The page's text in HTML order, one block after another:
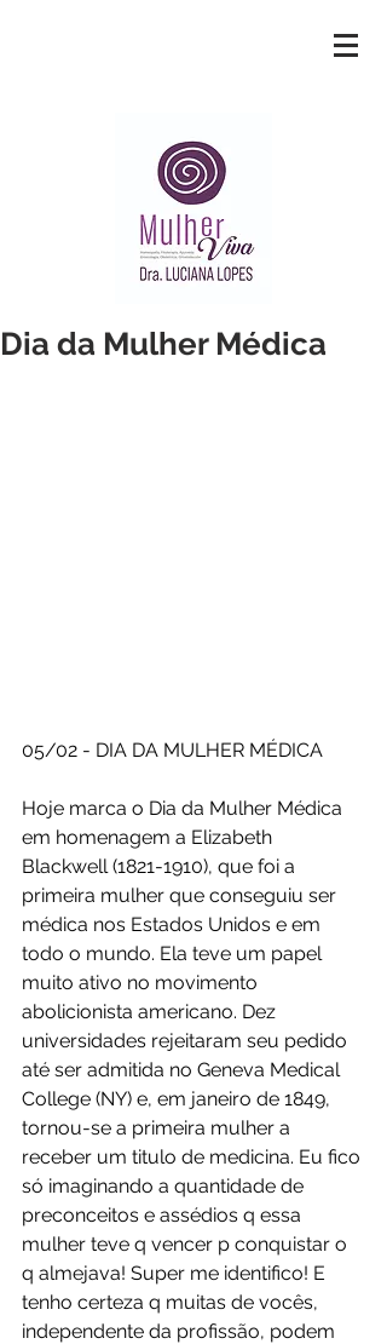
Dia da Mulher Médica
05/02 - DIA DA MULHER MÉDICA
Hoje marca o Dia da Mulher Médica
em homenagem a Elizabeth
Blackwell (1821-1910), que foi a
primeira mulher que conseguiu ser
médica nos Estados Unidos e em
todo o mundo. Ela teve um papel
muito ativo no movimento
abolicionista americano. Dez
universidades rejeitaram seu pedido
até ser admitida no Geneva Medical
College (NY) e, em janeiro de 1849,
tornou-se a primeira mulher a
receber um titulo de medicina. Eu fico
só imaginando a quantidade de
preconceitos e assédios q essa
mulher teve q vencer p conquistar o
q almejava! Super me identifico! E
tenho certeza q muitas de vocês,
independente da profissão, podem